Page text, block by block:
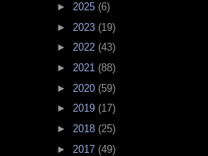
► 2025 (6)
► 2023 (19)
► 2022 (43)
► 2021 (88)
► 2020 (59)
► 2019 (17)
► 2018 (25)
► 2017 (49)